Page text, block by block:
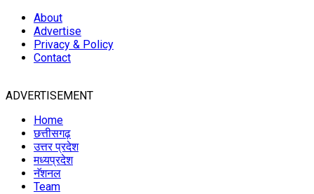
About
Advertise
Privacy & Policy
Contact
ADVERTISEMENT
Home
छत्तीसगढ़
उत्तर प्रदेश
मध्यप्रदेश
नॅशनल
Team